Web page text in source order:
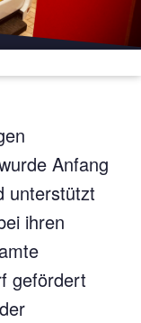
Anfang
unterstützt
ihren
gefördert